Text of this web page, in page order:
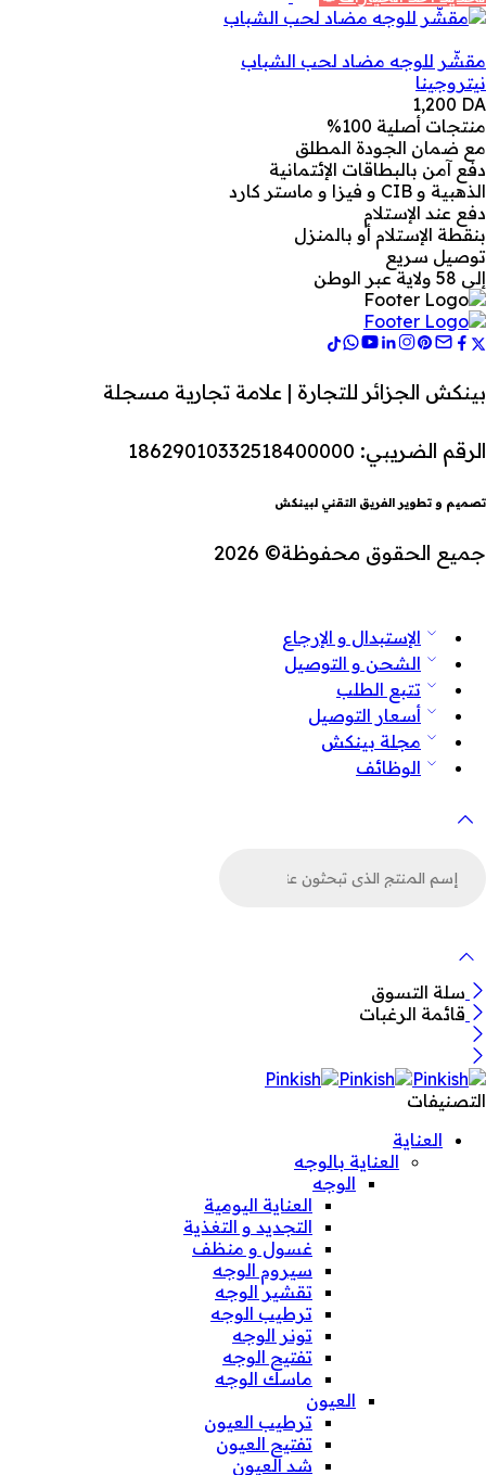
مقشّر للوجه مضاد لحب الشباب
نيتروجينا
1,200 DA
منتجات أصلية 100%
مع ضمان الجودة المطلق
دفع آمن بالبطاقات الإئتمانية
الذهبية و CIB و فيزا و ماستر كارد
دفع عند الإستلام
بنقطة الإستلام أو بالمنزل
توصيل سريع
إلى 58 ولاية عبر الوطن
بينكش الجزائر للتجارة | علامة تجارية مسجلة
الرقم الضريبي: 18629010332518400000
تصميم و تطوير الفريق التقني لبينكش
جميع الحقوق محفوظة© 2026
الإستبدال و الإرجاع
الشحن و التوصيل
تتبع الطلب
أسعار التوصيل
مجلة بينكش
الوظائف
سلة التسوق
قائمة الرغبات
التصنيفات
العناية
العناية بالوجه
الوجه
العناية اليومية
التجديد و التغذية
غسول و منظف
سيروم الوجه
تقشير الوجه
ترطيب الوجه
تونر الوجه
تفتيح الوجه
ماسك الوجه
العيون
ترطيب العيون
تفتيح العيون
شد العيون